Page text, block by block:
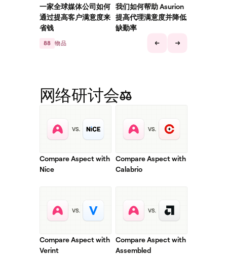
一家全球媒体公司如何
通过提高客户满意度来
省钱
我们如何帮助 Asurion
提高代理满意度并降低
缺勤率
88 物品
网络研讨会
Compare Aspect with
Nice
Compare Aspect with
Calabrio
Compare Aspect with
Verint
Compare Aspect with
Assembled